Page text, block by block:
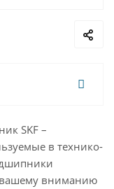
SKF –
в технико-
вашему вниманию